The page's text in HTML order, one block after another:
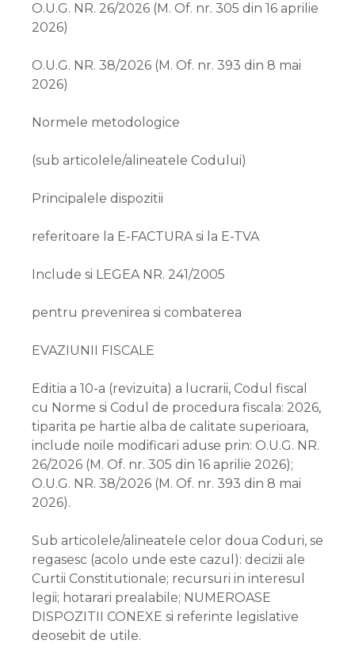
O.U.G. NR. 26/2026 (M. Of. nr. 305 din 16 aprilie
2026)
O.U.G. NR. 38/2026 (M. Of. nr. 393 din 8 mai
2026)
Normele metodologice
(sub articolele/alineatele Codului)
Principalele dispozitii
referitoare la E-FACTURA si la E-TVA
Include si LEGEA NR. 241/2005
pentru prevenirea si combaterea
EVAZIUNII FISCALE
Editia a 10-a (revizuita) a lucrarii, Codul fiscal
cu Norme si Codul de procedura fiscala: 2026,
tiparita pe hartie alba de calitate superioara,
include noile modificari aduse prin: O.U.G. NR.
26/2026 (M. Of. nr. 305 din 16 aprilie 2026);
O.U.G. NR. 38/2026 (M. Of. nr. 393 din 8 mai
2026).
Sub articolele/alineatele celor doua Coduri, se
regasesc (acolo unde este cazul): decizii ale
Curtii Constitutionale; recursuri in interesul
legii; hotarari prealabile; NUMEROASE
DISPOZITII CONEXE si referinte legislative
deosebit de utile.